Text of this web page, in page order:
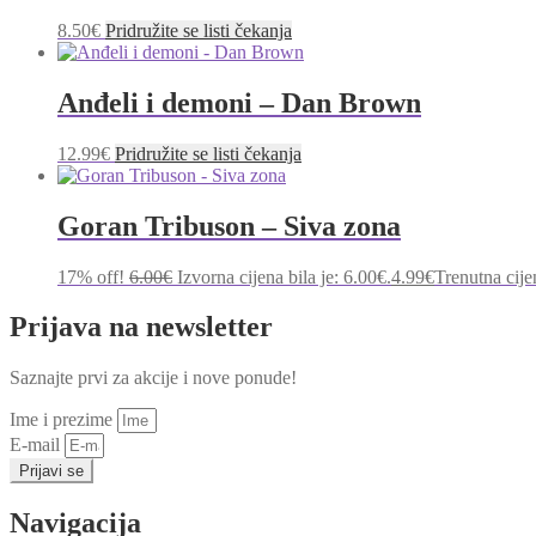
8.50€ Pridružite se listi čekanja
Anđeli i demoni – Dan Brown
12.99€ Pridružite se listi čekanja
Goran Tribuson – Siva zona
17% off! 6.00€ Izvorna cijena bila je: 6.00€.4.99€Trenutna
Prijava na newsletter
Saznajte prvi za akcije i nove ponude!
Ime i prezime
E-mail
Prijavi se
Navigacija